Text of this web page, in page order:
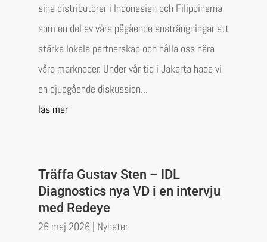
sina distributörer i Indonesien och Filippinerna
som en del av våra pågående ansträngningar att
stärka lokala partnerskap och hålla oss nära
våra marknader. Under vår tid i Jakarta hade vi
en djupgående diskussion...
läs mer
Träffa Gustav Sten – IDL
Diagnostics nya VD i en intervju
med Redeye
26 maj 2026| Nyheter